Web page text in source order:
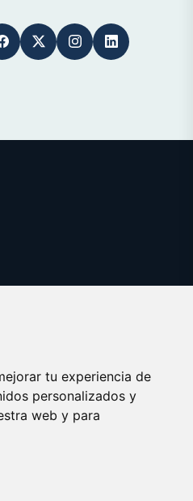
tu experiencia de
personalizados y
web y para